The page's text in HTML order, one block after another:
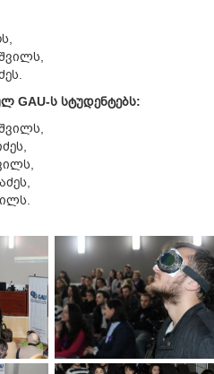
GAU-ს სტუდენტებს: